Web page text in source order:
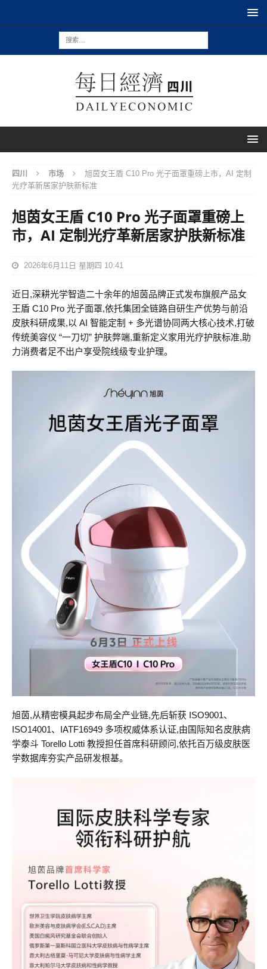
四川 市场
旭茵女王盾 C10 Pro 光子面罩重磅上市，AI 定制
光疗革新居家护肤新标准
旭茵女王盾 C10 Pro 光子面罩重磅上
市，AI 定制光疗革新居家护肤新标准
2026年6月11日 星期四 10:41
近日,深耕光学智造二十余年的旭茵品牌正式发布旗舰产品女
王盾 C10 Pro 光子面罩,依托集团全链路自研生产优势与前沿
皮肤科研成果,以 AI 智能定制 + 多光谱协同两大核心技术,打破
传统美容仪 “一刀切” 护肤弊端,重新定义家用光疗护肤标准,助
力消费者足不出户享受院线级专业护理。
旭茵,从精密模具起步布局全产业链,先后斩获 ISO9001、
ISO14001、IATF16949 多项权威体系认证,由国际知名皮肤病
学泰斗 Torello Lotti 教授担任首席科研顾问,依托百万级皮肤医
学数据库夯实产品研发根基。